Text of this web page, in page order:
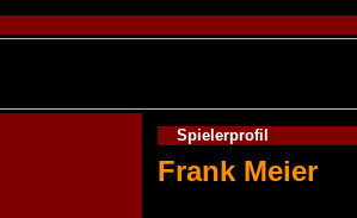
Spielerprofil
Frank Meier